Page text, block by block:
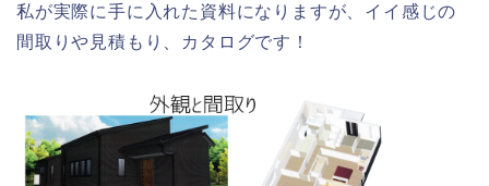
私が実際に手に入れた資料になりますが、イイ感じの
間取りや見積もり、カタログです！